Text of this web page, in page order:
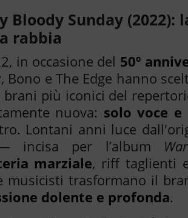
Bloody Sunday (2022):
rabbia
in occasione del 50º
, Bono e The Edge hanno
brani più iconici del
nuova: solo voce
Lontani anni luce
incisa per l’album War
marziale, riff taglienti
trasformano il
dolente e profonda.